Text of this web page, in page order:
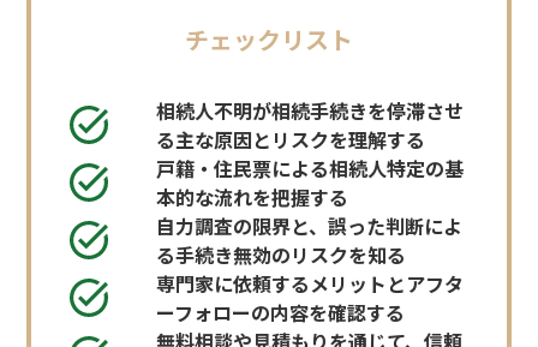
チェックリスト
相続人不明が相続手続きを停滞させ
る主な原因とリスクを理解する
戸籍・住民票による相続人特定の基
本的な流れを把握する
自力調査の限界と、誤った判断によ
る手続き無効のリスクを知る
専門家に依頼するメリットとアフタ
ーフォローの内容を確認する
無料相談や見積もりを通じて、信頼